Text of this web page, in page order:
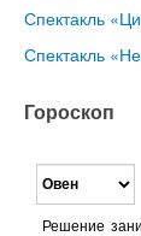
Спектакль
Спектакль
Гороскоп
Решение